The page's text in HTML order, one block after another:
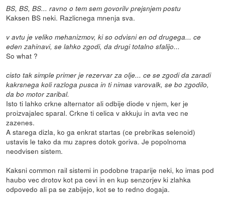
BS, BS, BS... ravno o tem sem govorilv prejsnjem postu
Kaksen BS neki. Razlicnega mnenja sva.
v avtu je veliko mehanizmov, ki so odvisni en od drugega... ce
eden zahinavi, se lahko zgodi, da drugi totalno sfalijo...
So what ?
cisto tak simple primer je rezervar za olje... ce se zgodi da zaradi
kakrsnega koli razloga pusca in ti nimas varovalk, se bo zgodilo,
da bo motor zaribal.
Isto ti lahko crkne alternator ali odbije diode v njem, ker je
proizvajalec sparal. Crkne ti celica v akkuju in avta vec ne
zazenes.
A starega dizla, ko ga enkrat startas (ce prebrikas selenoid)
ustavis le tako da mu zapres dotok goriva. Je popolnoma
neodvisen sistem.
Kaksni common rail sistemi in podobne traparije neki, ko imas pod
haubo vec drotov kot pa cevi in en kup senzorjev ki zlahka
odpovedo ali pa se zabijejo, kot se to redno dogaja.